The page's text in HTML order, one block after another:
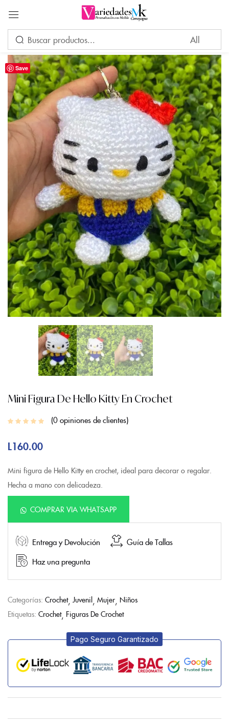
Save
Mini Figura De Hello Kitty En Crochet
0opiniones de clientes
L160.00
Mini figura de Hello Kitty en crochet, ideal para decorar o regalar.
Hecha a mano con delicadeza.
COMPRAR VIA WHATSAPP
Entrega y Devolución
Guía de Tallas
Haz una pregunta
Categorías: Crochet Juvenil Mujer Niños
Etiquetas: Crochet Figuras De Crochet
Pago Seguro Garantizado
Acceder
Por favor, introduce una respuesta en dígitos:
1 × 1 =
Recuérdame ¿Ha perdido su contraseña?
INICIAR SESIÓN
CREAR UNA CUENTA